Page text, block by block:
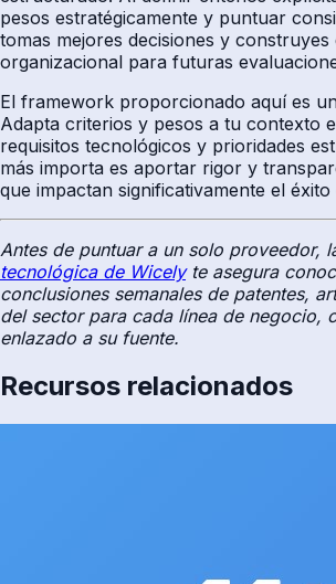
pesos estratégicamente y puntuar
tomas mejores decisiones y construyes
organizacional para futuras
El framework proporcionado aquí es
Adapta criterios y pesos a tu contexto
requisitos tecnológicos y prioridades
más importa es aportar rigor y
que impactan significativamente el éxito
Antes de puntuar a un solo proveedor,
tecnológica de Wicelyte asegura
conclusiones semanales de patentes,
del sector para cada línea de negocio,
enlazado a su fuente.
Recursos relacionados